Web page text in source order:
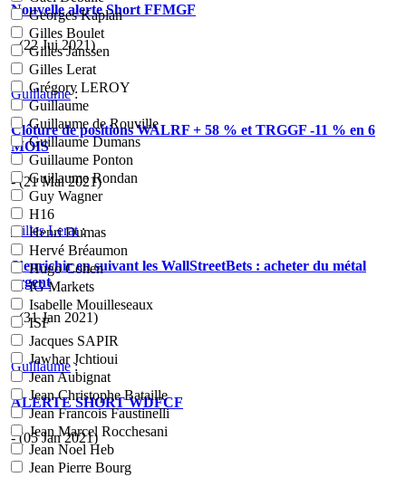
Georges Kaplan
Gilles Boulet
Gilles Janssen
Gilles Lerat
Grégory LEROY
Guillaume
Guillaume de Rouville
Guillaume Dumans
Guillaume Ponton
Guillaume Rondan
Guy Wagner
H16
Henri Dumas
Hervé Bréaumon
Hugo Cohen
IG Markets
Isabelle Mouilleseaux
ISF
Jacques SAPIR
Jawhar Jchtioui
Jean Aubignat
Jean Christophe Bataille
Jean Francois Faustinelli
Jean Marcel Rocchesani
Jean Noel Heb
Jean Pierre Bourg
Nouvelle alerte Short FFMGF
- (22 Jui 2021)
Guillaume:
Clôture de positions WALRF + 58 % et TRGGF -11 % en 6
MOIS
- (21 Mai 2021)
Gilles Lerat:
S’enrichir en suivant les WallStreetBets : acheter du métal
argent
- (31 Jan 2021)
Guillaume:
ALERTE SHORT WDFCF
- (05 Jan 2021)